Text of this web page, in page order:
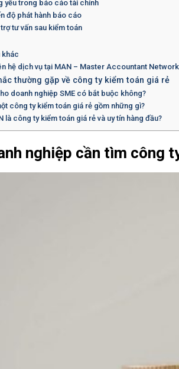
yếu trong báo cáo tài chính
độ phát hành báo cáo
tư vấn sau kiểm toán
khác
hệ dịch vụ tại MAN – Master Accountant Network
thường gặp về công ty kiểm toán giá rẻ
doanh nghiệp SME có bắt buộc không?
công ty kiểm toán giá rẻ gồm những gì?
là công ty kiểm toán giá rẻ và uy tín hàng đầu?
nghiệp cần tìm công